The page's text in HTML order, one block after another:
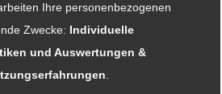
(5 Artikel)
Ihre personenbezogenen
Zwecke: Individuelle
und Auswertungen &
.